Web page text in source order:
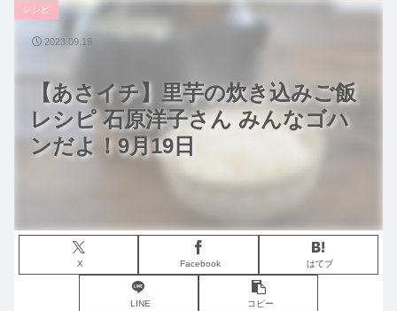
【あさイチ】里芋の炊き込みご飯
レシピ 石原洋子さん みんなゴハ
ンだよ！9月19日
レシピ
X Facebook はてブ
LINE コピー
2023.09.19